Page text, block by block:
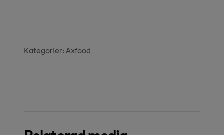
Kategorier: Axfood